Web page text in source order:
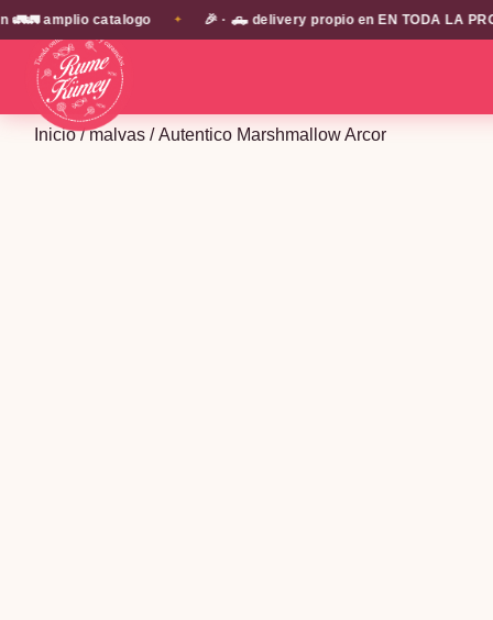
✦ 🎉 · 🛻 delivery propio en EN TODA LA PROVINCIA DE
Inicio/malvas / Autentico Marshmallow Arcor